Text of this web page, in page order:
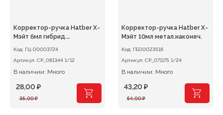
Корректор-ручка Hatber Х-
Мэйт 6мл гибрид.
наконечник
Код: ГЦ-00003724
Артикул:
CP_081344 1/12
В наличии: Много
35,00₽
Первоначальная
28,00 ₽
Текущая
Корректор-ручка Hatber Х-
Мэйт 10мл метал.наконеч.
Код: ГБ00023518
Артикул:
CP_071175 1/24
В наличии: Много
54,00₽
Первоначальная
43,20 ₽
Текущая